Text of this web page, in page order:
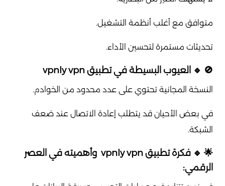
متوافق مع أغلب أنظمة التشغيل.
تحديثات مستمرة لتحسين الأداء.
🚫 🔹 العيوب البسيطة في تطبيق vpnly vpn
النسخة المجانية تحتوي على عدد محدود من الخوادم.
في بعض الأحيان قد يتطلب إعادة الاتصال عند ضعف
الشبكة.
🌟 🔹 فكرة تطبيق vpnly vpn وأهميته في العصر
الرقمي: